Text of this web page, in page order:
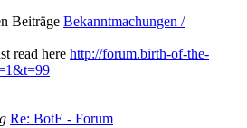
Bekanntmachungen /
read here http://forum.birth-of-the-
Re: BotE - Forum